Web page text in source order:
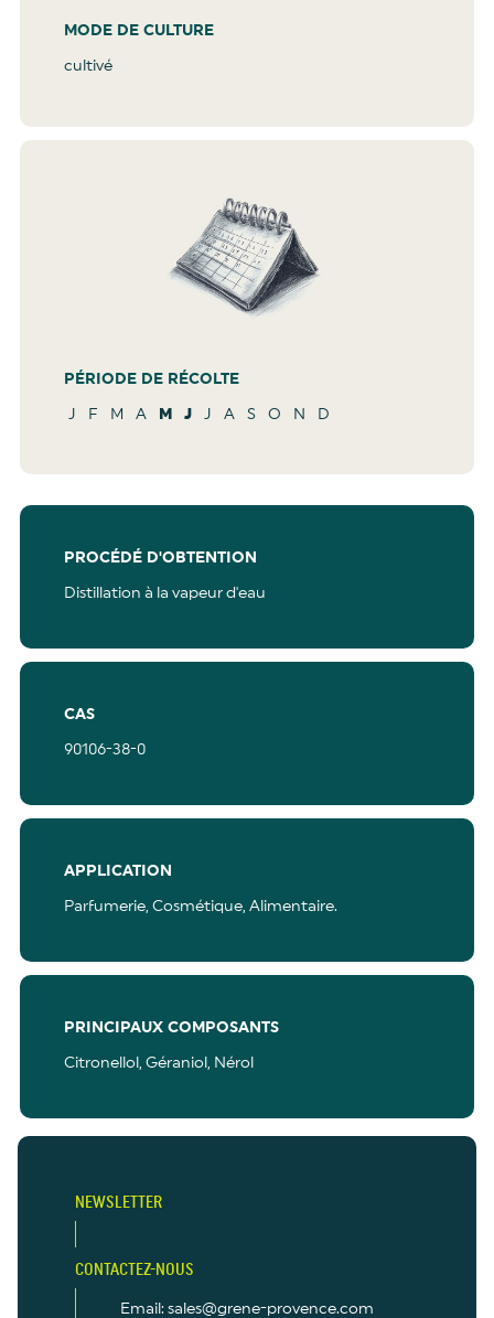
MODE DE CULTURE
cultivé
PÉRIODE DE RÉCOLTE
J F M A M J J A S O N D
PROCÉDÉ D'OBTENTION
Distillation à la vapeur d'eau
CAS
90106-38-0
APPLICATION
Parfumerie, Cosmétique, Alimentaire.
PRINCIPAUX COMPOSANTS
Citronellol, Géraniol, Nérol
NEWSLETTER
CONTACTEZ-NOUS
Email: sales@grene-provence.com